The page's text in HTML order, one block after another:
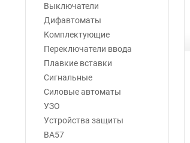
Выключатели
Дифавтоматы
Комплектующие
Переключатели ввода
Плавкие вставки
Сигнальные
Силовые автоматы
УЗО
Устройства защиты
ВА57